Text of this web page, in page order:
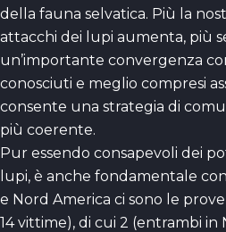
della fauna selvatica. Più la
attacchi dei lupi aumenta, più
un’importante convergenza
conosciuti e meglio compresi
consente una strategia di
più coerente.
Pur essendo consapevoli dei
lupi, è anche fondamentale
e Nord America ci sono le
14 vittime), di cui 2 (entrambi in